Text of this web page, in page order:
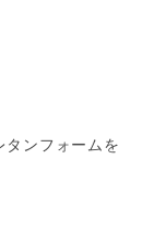
タンフォームを